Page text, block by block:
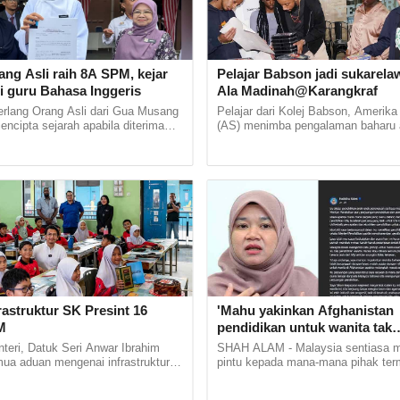
umum 'hadiah' khas untuk sekolah
228 pelajar cemerlang Sijil Pelajaran Malaysia
Wilayah Persekutuan Putrajaya yang
semua A diraikan dalam Majlis Apresiasi
SPM dan Anugerah...
03:15pm
boleh tutup sementara operasi
cuaca lebih 37 darjah Celsius
dibenarkan menutup operasi sekolah
cuaca panas melebihi 37 darjah Celsius selama
berturut-turut.Timbalan Menteri Pendidikan,
berkata, perkara berkenaan...
Asli raih 8A SPM, kejar
guru Bahasa Inggeris
Orang Asli dari Gua Musang
sejarah apabila diterima
SK Presint 16
Datuk Seri Anwar Ibrahim
aduan mengenai infrastruktur
Pelajar Babson jadi
Ala Madinah@Karangkraf
Pelajar dari Kolej Babson,
(AS) menimba pengalaman baharu
'Mahu yakinkan Afghanistan
pendidikan untuk wanita tak
bercanggah Islam'
SHAH ALAM - Malaysia sentiasa
pintu kepada mana-mana pihak